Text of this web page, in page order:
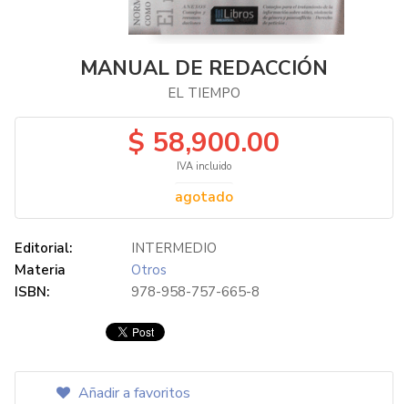
MANUAL DE REDACCIÓN
EL TIEMPO
$ 58,900.00
IVA incluido
agotado
Editorial:
INTERMEDIO
Materia
Otros
ISBN:
978-958-757-665-8
Añadir a favoritos